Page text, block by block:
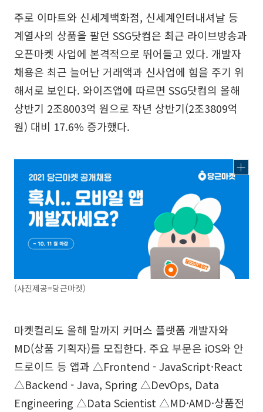
주로 이마트와 신세계백화점, 신세계인터내셔날 등
계열사의 상품을 팔던 SSG닷컴은 최근 라이브방송과
오픈마켓 사업에 본격적으로 뛰어들고 있다. 개발자
채용은 최근 늘어난 거래액과 신사업에 힘을 주기 위
해서로 보인다. 와이즈앱에 따르면 SSG닷컴의 올해
상반기 2조8003억 원으로 작년 상반기(2조3809억
원) 대비 17.6% 증가했다.
(사진제공=당근마켓)
마켓컬리도 올해 말까지 커머스 플랫폼 개발자와
MD(상품 기획자)를 모집한다. 주요 부문은 iOS와 안
드로이드 등 앱과 △Frontend - JavaScript·React
△Backend - Java, Spring △DevOps, Data
Engineering △Data Scientist △MD·AMD·상품전